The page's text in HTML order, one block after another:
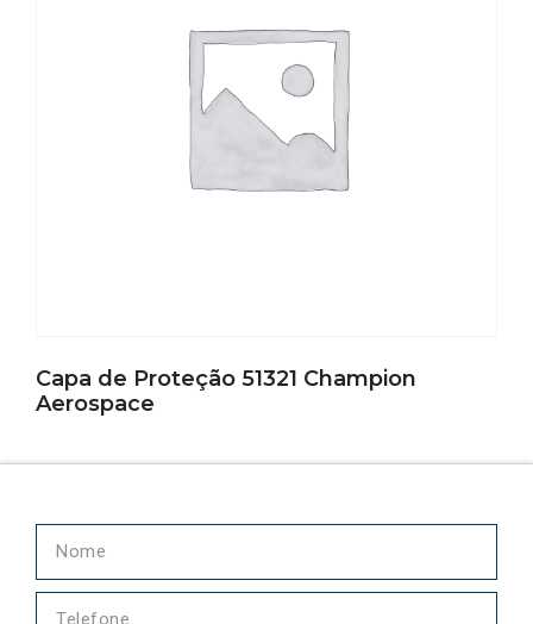
Capa de Proteção 51321 Champion
Aerospace